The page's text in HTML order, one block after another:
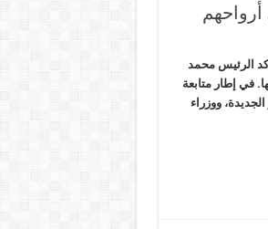
الرئيس محمد
في إطار متابعة
ووزراء